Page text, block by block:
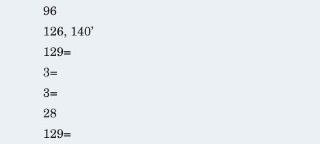
96
126, 140’
129=
3=
3=
28
129=